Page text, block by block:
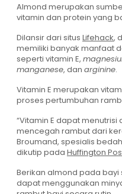
Almond merupakan
vitamin dan protein yang
Dilansir dari situs Lifehack,
memiliki banyak manfaat
seperti vitamin E,
manganese, dan arginine.
Vitamin E merupakan
proses pertumbuhan
“Vitamin E dapat
mencegah rambut dari
Broumand, spesialis
dikutip pada Huffington
Berikan almond pada bayi
dapat menggunakan